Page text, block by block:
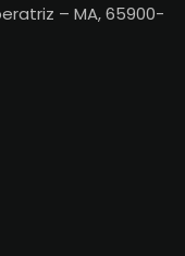
– MA, 65900-